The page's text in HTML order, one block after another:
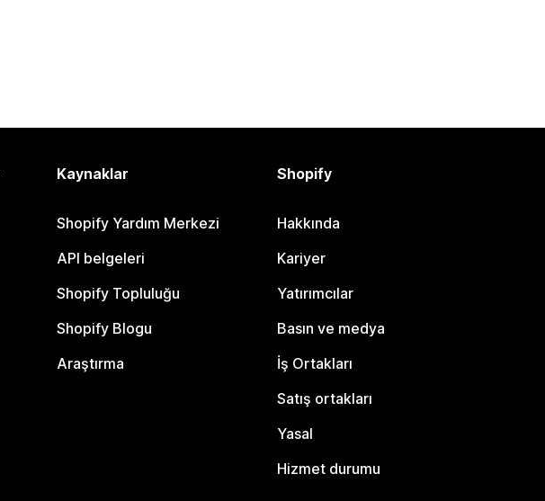
Kaynaklar
Shopify Yardım Merkezi
API belgeleri
Shopify Topluluğu
Shopify Blogu
Araştırma
Shopify
Hakkında
Kariyer
Yatırımcılar
Basın ve medya
İş Ortakları
Satış ortakları
Yasal
Hizmet durumu